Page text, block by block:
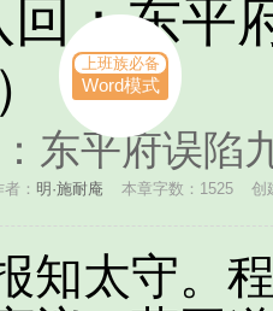
：东平
上班族必备
Word模式
东平府误陷
： 明·施耐庵 本章字数：1525 创
太守。程